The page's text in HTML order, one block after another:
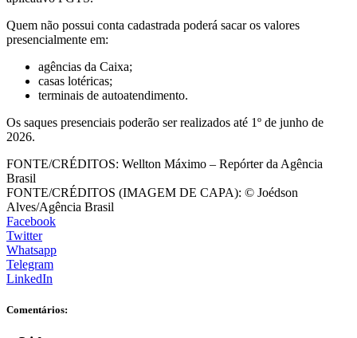
Quem não possui conta cadastrada poderá sacar os valores
presencialmente em:
agências da Caixa;
casas lotéricas;
terminais de autoatendimento.
Os saques presenciais poderão ser realizados até 1º de junho de
2026.
FONTE/CRÉDITOS: Wellton Máximo – Repórter da Agência
Brasil
FONTE/CRÉDITOS (IMAGEM DE CAPA): © Joédson
Alves/Agência Brasil
Facebook
Twitter
Whatsapp
Telegram
LinkedIn
Comentários: